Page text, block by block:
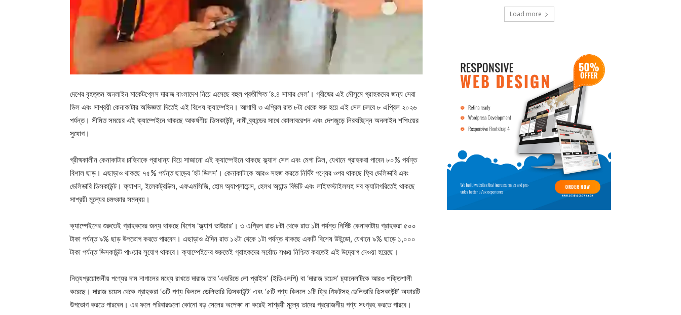
দেশের বৃহত্তম অনলাইন মার্কেটপ্লেস দারাজ বাংলাদেশ নিয়ে এসেছে বহুল প্রতীক্ষিত ‘৪.৪ সামার সেল’। গ্রীষ্মের এই মৌসুমে গ্রাহকদের জন্য সেরা
ডিল এবং সাশ্রয়ী কেনাকাটার অভিজ্ঞতা দিতেই এই বিশেষ ক্যাম্পেইন। আগামী ৩ এপ্রিল রাত ৮টা থেকে শুরু হয়ে এই সেল চলবে ৮ এপ্রিল ২০২৬
পর্যন্ত। সীমিত সময়ের এই ক্যাম্পেইনে থাকছে আকর্ষণীয় ডিসকাউন্ট, নামী ব্র্যান্ডের সাথে কোলাবরেশন এবং দেশজুড়ে নিরবচ্ছিন্ন অনলাইন শপিংয়ের
সুযোগ।
গ্রীষ্মকালীন কেনাকাটার চাহিদাকে প্রাধান্য দিয়ে সাজানো এই ক্যাম্পেইনে থাকছে ফ্ল্যাশ সেল এবং মেগা ডিল, যেখানে গ্রাহকরা পাবেন ৮০% পর্যন্ত
বিশাল ছাড়। এছাড়াও থাকছে ৭৫% পর্যন্ত ছাড়ের ‘হট ডিলস’। কেনাকাটাকে আরও সহজ করতে নির্দিষ্ট পণ্যের ওপর থাকছে ফ্রি ডেলিভারি এবং
ডেলিভারি ডিসকাউন্ট। ফ্যাশন, ইলেকট্রনিক্স, এফএমসিজি, হোম অ্যাপ্লায়েন্স, হেলথ অ্যান্ড বিউটি এবং লাইফস্টাইলসহ সব ক্যাটাগরিতেই থাকছে
সাশ্রয়ী মূল্যের চমৎকার সমন্বয়।
ক্যাম্পেইনের শুরুতেই গ্রাহকদের জন্য থাকছে বিশেষ ‘ফ্ল্যাশ ভাউচার’। ৩ এপ্রিল রাত ৮টা থেকে রাত ১টা পর্যন্ত নির্দিষ্ট কেনাকাটায় গ্রাহকরা ৫০০
টাকা পর্যন্ত ৯% ছাড় উপভোগ করতে পারবেন। এছাড়াও ঐদিন রাত ১২টা থেকে ১টা পর্যন্ত থাকছে একটি বিশেষ উইন্ডো, যেখানে ৯% ছাড়ে ১,০০০
টাকা পর্যন্ত ডিসকাউন্ট পাওয়ার সুযোগ থাকবে। ক্যাম্পেইনের শুরুতেই গ্রাহকদের সর্বোচ্চ সঞ্চয় নিশ্চিত করতেই এই উদ্যোগ নেওয়া হয়েছে।
নিত্যপ্রয়োজনীয় পণ্যের দাম নাগালের মধ্যে রাখতে দারাজ তার ‘এভরিডে লো প্রাইস’ (ইডিএলপি) বা ‘দারাজ চয়েস’ চ্যানেলটিকে আরও শক্তিশালী
করেছে। দারাজ চয়েস থেকে গ্রাহকরা ‘৩টি পণ্য কিনলে ডেলিভারি ডিসকাউন্ট’ এবং ‘৫টি পণ্য কিনলে ১টি ফ্রি গিফটসহ ডেলিভারি ডিসকাউন্ট’ অফারটি
উপভোগ করতে পারবেন। এর ফলে পরিবারগুলো কোনো বড় সেলের অপেক্ষা না করেই সাশ্রয়ী মূল্যে তাদের প্রয়োজনীয় পণ্য সংগ্রহ করতে পারবে।
Load more